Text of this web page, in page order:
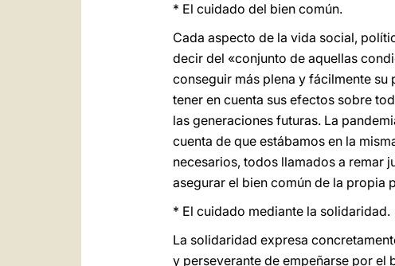
* El cuidado del bien común.
Cada aspecto de la vida social,
decir del «conjunto de aquellas
conseguir más plena y fácilmente
tener en cuenta sus efectos sobre
las generaciones futuras. La
cuenta de que estábamos en la
necesarios, todos llamados a remar
asegurar el bien común de la propia
* El cuidado mediante la solidaridad.
La solidaridad expresa
y perseverante de empeñarse por el